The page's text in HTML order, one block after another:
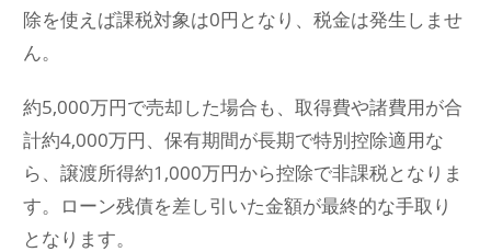
除を使えば課税対象は0円となり、税金は発生しませ
ん。
約5,000万円で売却した場合も、取得費や諸費用が合
計約4,000万円、保有期間が長期で特別控除適用な
ら、譲渡所得約1,000万円から控除で非課税となりま
す。ローン残債を差し引いた金額が最終的な手取り
となります。